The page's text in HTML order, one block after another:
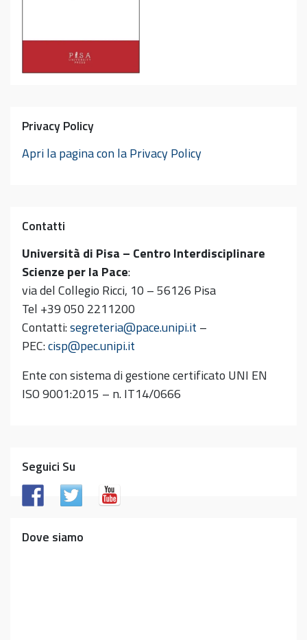
Privacy Policy
Apri la pagina con la Privacy Policy
Contatti
Università di Pisa – Centro Interdisciplinare
Scienze per la Pace:
via del Collegio Ricci, 10 – 56126 Pisa
Tel +39 050 2211200
Contatti:segreteria@pace.unipi.it –
PEC:cisp@pec.unipi.it
Ente con sistema di gestione certificato UNI EN
ISO 9001:2015 – n. IT14/0666
Seguici Su
Dove siamo